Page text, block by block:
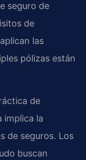
seguro de
de
las
pólizas están
de
implica la
de seguros. Los
buscan